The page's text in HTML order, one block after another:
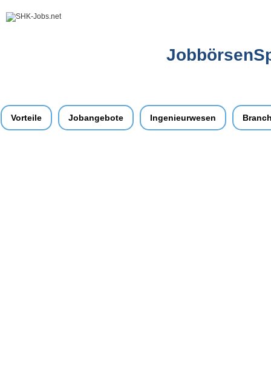
Vorteile Jobangebote Ingenieurwesen